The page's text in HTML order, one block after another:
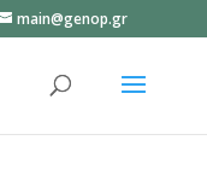
main@genop.gr